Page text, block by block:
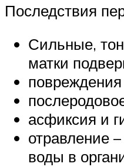
Последствия
Сильные,
матки
асфиксия и
отравление
воды в